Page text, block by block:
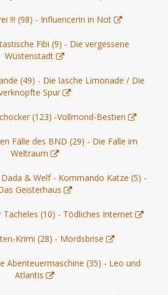
!!! (98) - Influencerin in Not
Fibi (9) - Die vergessene
Wüstenstadt
(49) - Die lasche Limonade / Die
Spur
(123) -Vollmond-Bestien
Fälle des BND (29) - Die Falle im
Weltraum
& Welf - Kommando Katze (5) -
Geisterhaus
Tacheles (10) - Tödliches Internet
Krimi (28) - Mordsbrise
Abenteuermaschine (35) - Leo und
Atlantis